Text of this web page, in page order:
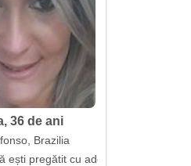
36 de ani
Brazilia
ești pregătit cu adevărat